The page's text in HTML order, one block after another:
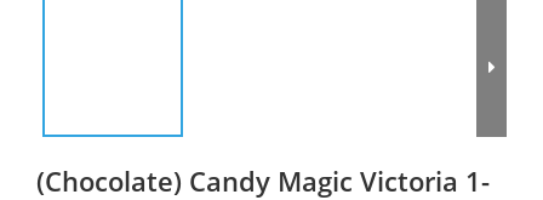
(Chocolate) Candy Magic Victoria 1-